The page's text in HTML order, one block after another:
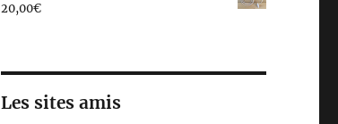
20,00€
Les sites amis